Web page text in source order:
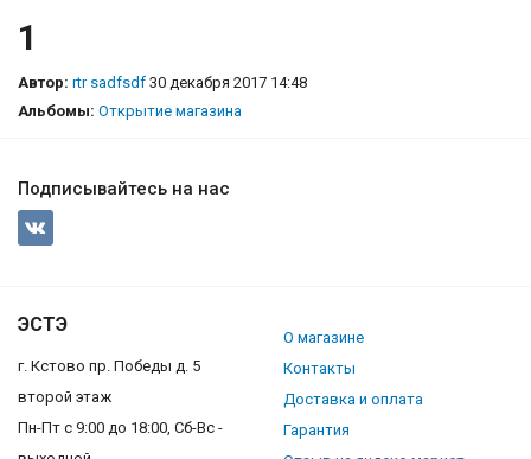
1
Автор: rtr sadfsdf 30 декабря 2017 14:48
Альбомы: Открытие магазина
Подписывайтесь на нас
ЭСТЭ
г. Кстово пр. Победы д. 5
второй этаж
Пн-Пт с 9:00 до 18:00, Сб-Вс -
О магазине
Контакты
Доставка и оплата
Гарантия